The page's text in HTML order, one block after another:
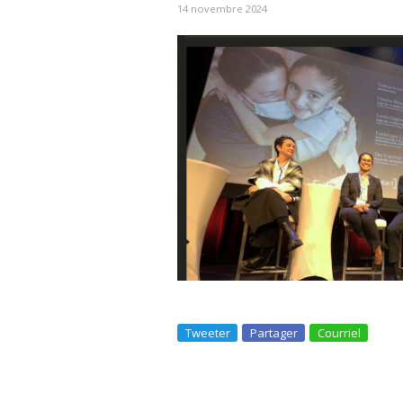
14 novembre 2024
Tweeter Partager Courriel